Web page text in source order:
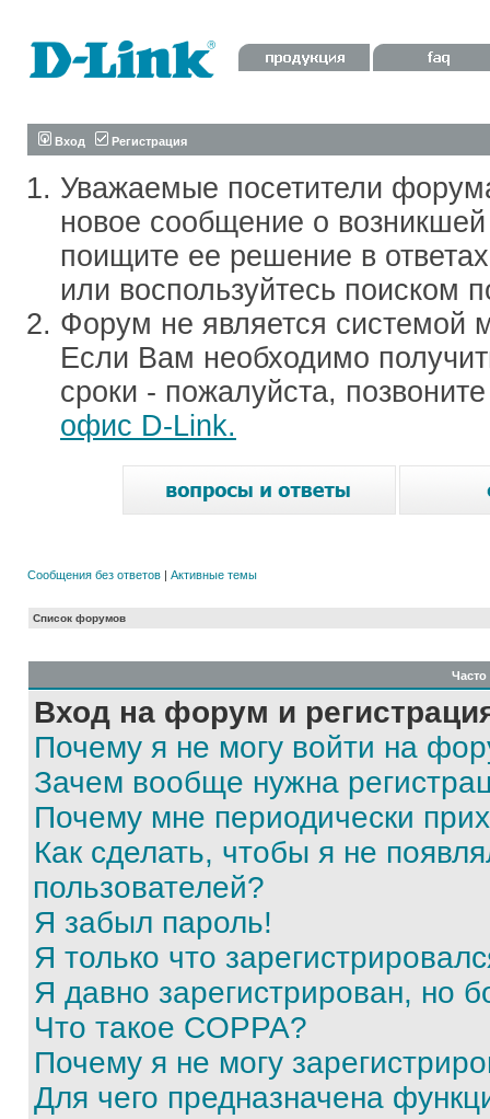
Вход Регистрация
Уважаемые посетители
новое сообщение о
поищите ее решение в
или воспользуйтесь поиском
Форум не является системой
Если Вам необходимо
сроки - пожалуйста,
офис D-Link.
Сообщения без ответов | Активные темы
Список форумов
Вход на форум и
Почему я не могу войти на
Зачем вообще нужна
Почему мне периодически
Как сделать, чтобы я не
пользователей?
Я забыл пароль!
Я только что
Я давно зарегистрирован, но
Что такое COPPA?
Почему я не могу
Для чего предназначена